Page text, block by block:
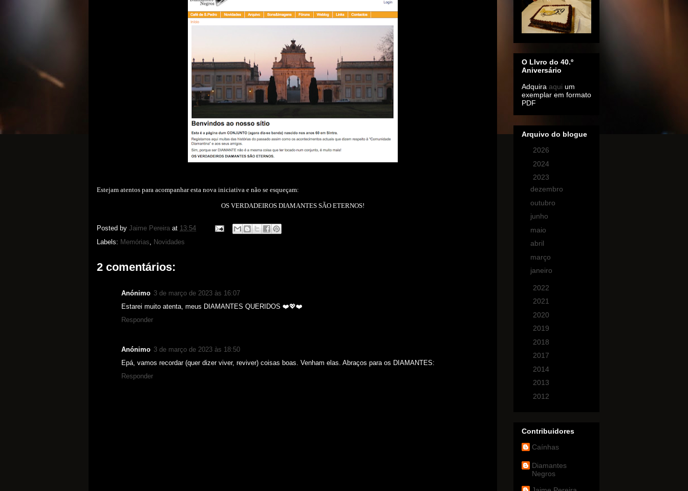
Estejam atentos para acompanhar esta nova iniciativa e não se esqueçam:
OS VERDADEIROS DIAMANTES SÃO ETERNOS!
Posted by Jaime Pereira at 13:54
Labels: Memórias Novidades
2 comentários:
Anónimo 3 de março de 2023 às 16:07
Estarei muito atenta, meus DIAMANTES QUERIDOS ❤️💖❤️
Responder
Anónimo 3 de março de 2023 às 18:50
Epá, vamos recordar (quer dizer viver, reviver) coisas boas. Venham elas. Abraços para os DIAMANTES:
Responder
O LIvro do 40.º
Aniversário
Adquira aqui um
exemplar em formato
PDF
Arquivo do blogue
2026
2024
2023
dezembro
outubro
junho
maio
abril
março
janeiro
2022
2021
2020
2019
2018
2017
2014
2013
2012
Contribuidores
Caínhas
Diamantes
Negros